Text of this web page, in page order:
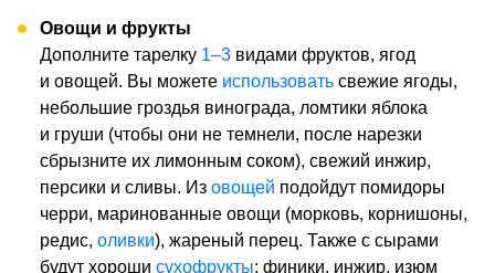
Овощи и фрукты
Дополните тарелку 1–3 видами фруктов, ягод
и овощей. Вы можете использовать свежие ягоды,
небольшие гроздья винограда, ломтики яблока
и груши (чтобы они не темнели, после нарезки
сбрызните их лимонным соком), свежий инжир,
персики и сливы. Из овощей подойдут помидоры
черри, маринованные овощи (морковь, корнишоны,
редис, оливки), жареный перец. Также с сырами
будут хороши сухофрукты: финики, инжир, изюм